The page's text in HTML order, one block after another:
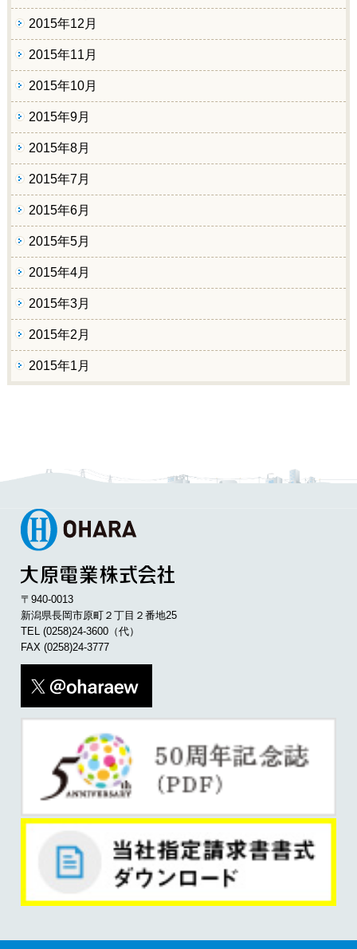
2015年12月
2015年11月
2015年10月
2015年9月
2015年8月
2015年7月
2015年6月
2015年5月
2015年4月
2015年3月
2015年2月
2015年1月
〒940-0013
新潟県長岡市原町２丁目２番地25
TEL(0258)24-3600 （代）
FAX (0258)24-3777